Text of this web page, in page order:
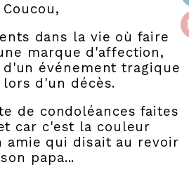
Coucou,
dans la vie où faire
marque d'affection,
événement tragique
lors d'un décès.
de condoléances faites
car c'est la couleur
amie qui disait au revoir
papa...